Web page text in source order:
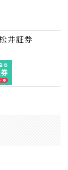
井証券